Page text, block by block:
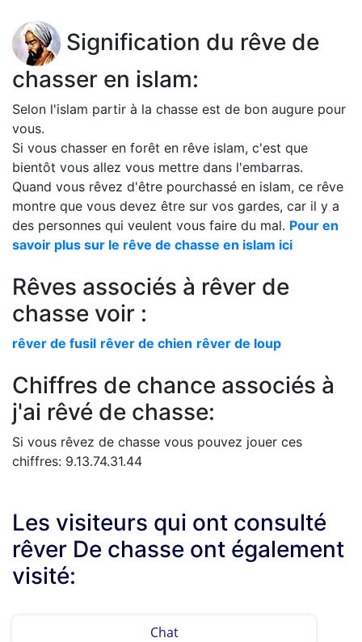
Signification du rêve de
chasser en islam:
Selon l'islam partir à la chasse est de bon augure pour
vous.
Si vous chasser en forêt en rêve islam, c'est que
bientôt vous allez vous mettre dans l'embarras.
Quand vous rêvez d'être pourchassé en islam, ce rêve
montre que vous devez être sur vos gardes, car il y a
des personnes qui veulent vous faire du mal. Pour en
savoir plus sur le rêve de chasse en islam ici
Rêves associés à rêver de
chasse voir :
rêver de fusil rêver de chien rêver de loup
Chiffres de chance associés à
j'ai rêvé de chasse:
Si vous rêvez de chasse vous pouvez jouer ces
chiffres: 9.13.74.31.44
Les visiteurs qui ont consulté
rêver De chasse ont également
visité:
Chat